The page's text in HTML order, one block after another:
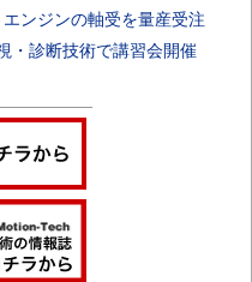
ンジンの軸受を量産受注
・診断技術で講習会開催